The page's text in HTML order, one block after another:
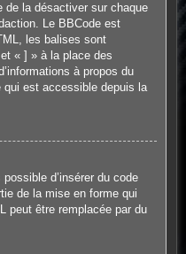
de la désactiver sur chaque
Le BBCode est
les balises sont
« ] » à la place des
à propos du
qui est accessible depuis la
d’insérer du code
de la mise en forme qui
peut être remplacée par du